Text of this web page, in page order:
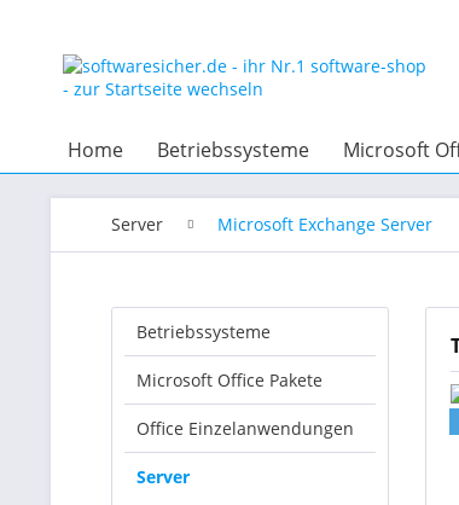
Home Betriebssysteme Microsoft
Server Microsoft Exchange Server
Betriebssysteme
Microsoft Office Pakete
Office Einzelanwendungen
Server